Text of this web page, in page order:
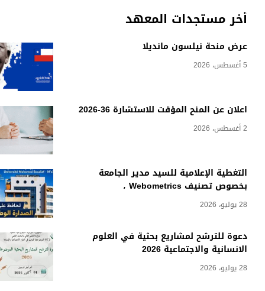
أخر مستجدات المعهد
عرض منحة نيلسون مانديلا
5 أغسطس، 2026
اعلان عن المنح المؤقت للاستشارة 36-2026
2 أغسطس، 2026
التغطية الإعلامية للسيد مدير الجامعة
بخصوص تصنيف Webometrics ،
28 يوليو، 2026
دعوة للترشح لمشاريع بحثية في العلوم
الانسانية والاجتماعية 2026
28 يوليو، 2026